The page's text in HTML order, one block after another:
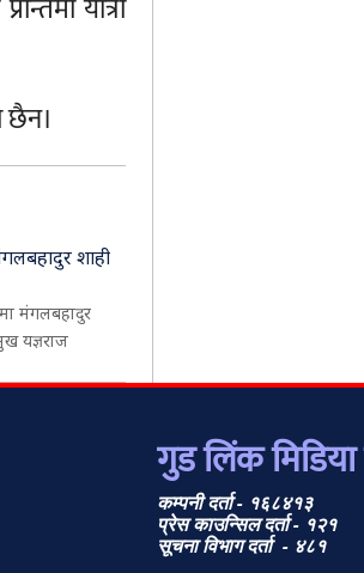
यात्रा
छैन।
शाही
मंगलबहादुर
यज्ञराज
गुड लिंक मिडिया
कम्पनी दर्ता - १६८४१३
प्रेस काउन्सिल दर्ता - १२१
सूचना विभाग दर्ता - ४८१